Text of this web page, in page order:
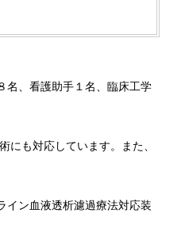
名、看護助手１名、臨床工学
にも対応しています。また、
イン血液透析濾過療法対応装